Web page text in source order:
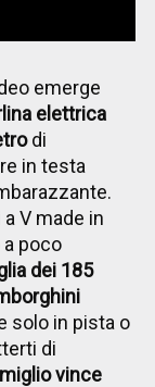
emerge
elettrica
di
in testa
V made in
a poco
dei 185
solo in pista o
di
vince